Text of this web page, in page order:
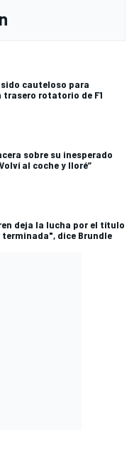
sido cauteloso para
rotatorio de F1
sobre su inesperado
al coche y lloré”
deja la lucha por el título
terminada", dice Brundle